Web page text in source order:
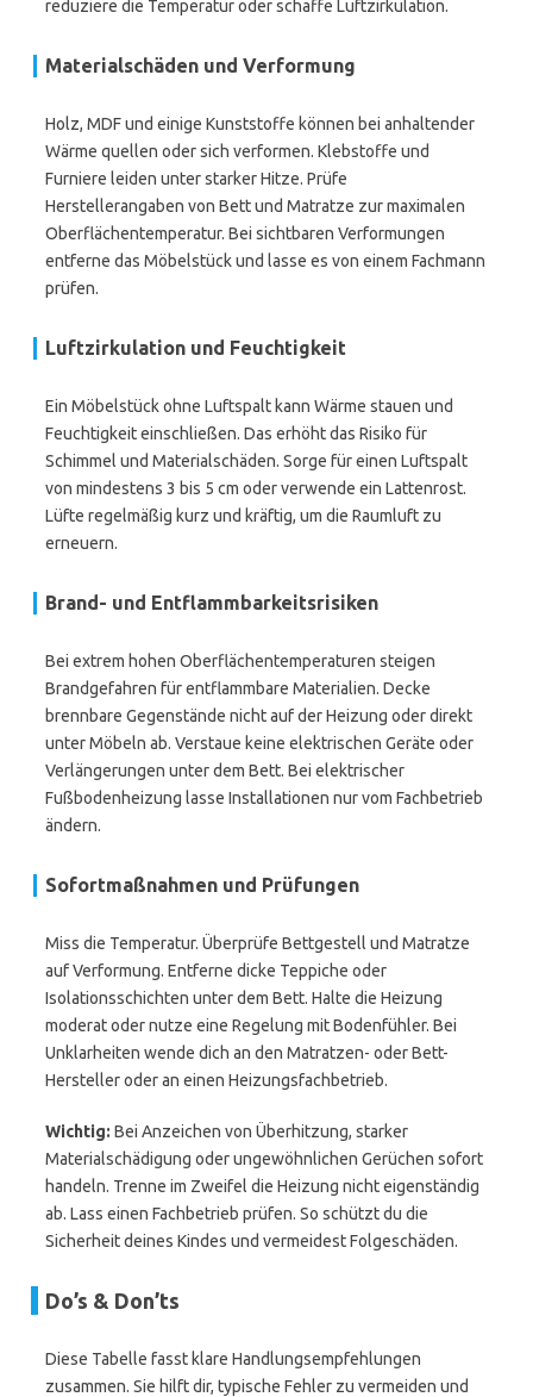
reduziere die Temperatur oder schaffe Luftzirkulation.
Materialschäden und Verformung
Holz, MDF und einige Kunststoffe können bei anhaltender
Wärme quellen oder sich verformen. Klebstoffe und
Furniere leiden unter starker Hitze. Prüfe
Herstellerangaben von Bett und Matratze zur maximalen
Oberflächentemperatur. Bei sichtbaren Verformungen
entferne das Möbelstück und lasse es von einem Fachmann
prüfen.
Luftzirkulation und Feuchtigkeit
Ein Möbelstück ohne Luftspalt kann Wärme stauen und
Feuchtigkeit einschließen. Das erhöht das Risiko für
Schimmel und Materialschäden. Sorge für einen Luftspalt
von mindestens 3 bis 5 cm oder verwende ein Lattenrost.
Lüfte regelmäßig kurz und kräftig, um die Raumluft zu
erneuern.
Brand- und Entflammbarkeitsrisiken
Bei extrem hohen Oberflächentemperaturen steigen
Brandgefahren für entflammbare Materialien. Decke
brennbare Gegenstände nicht auf der Heizung oder direkt
unter Möbeln ab. Verstaue keine elektrischen Geräte oder
Verlängerungen unter dem Bett. Bei elektrischer
Fußbodenheizung lasse Installationen nur vom Fachbetrieb
ändern.
Sofortmaßnahmen und Prüfungen
Miss die Temperatur. Überprüfe Bettgestell und Matratze
auf Verformung. Entferne dicke Teppiche oder
Isolationsschichten unter dem Bett. Halte die Heizung
moderat oder nutze eine Regelung mit Bodenfühler. Bei
Unklarheiten wende dich an den Matratzen- oder Bett-
Hersteller oder an einen Heizungsfachbetrieb.
Wichtig: Bei Anzeichen von Überhitzung, starker
Materialschädigung oder ungewöhnlichen Gerüchen sofort
handeln. Trenne im Zweifel die Heizung nicht eigenständig
ab. Lass einen Fachbetrieb prüfen. So schützt du die
Sicherheit deines Kindes und vermeidest Folgeschäden.
Do’s & Don’ts
Diese Tabelle fasst klare Handlungsempfehlungen
zusammen. Sie hilft dir, typische Fehler zu vermeiden und